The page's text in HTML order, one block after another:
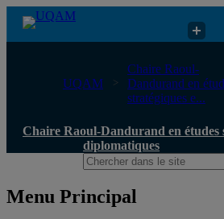
Chaire Raoul-Dandurand en études
UQAM
Chaire Raoul-
Dandurand en
stratégiques e...
Chaire Raoul-Dandurand en études
diplomatiques
Menu Principal